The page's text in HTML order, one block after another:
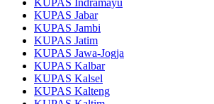
KUPAS Indramayu
KUPAS Jabar
KUPAS Jambi
KUPAS Jatim
KUPAS Jawa-Jogja
KUPAS Kalbar
KUPAS Kalsel
KUPAS Kalteng